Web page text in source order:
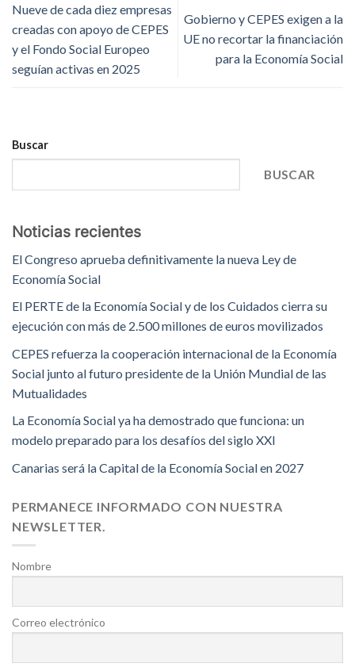
Nueve de cada diez empresas
creadas con apoyo de CEPES
y el Fondo Social Europeo
seguían activas en 2025
Gobierno y CEPES exigen a la
UE no recortar la financiación
para la Economía Social
Buscar
BUSCAR
Noticias recientes
El Congreso aprueba definitivamente la nueva Ley de
Economía Social
El PERTE de la Economía Social y de los Cuidados cierra su
ejecución con más de 2.500 millones de euros movilizados
CEPES refuerza la cooperación internacional de la Economía
Social junto al futuro presidente de la Unión Mundial de las
Mutualidades
La Economía Social ya ha demostrado que funciona: un
modelo preparado para los desafíos del siglo XXI
Canarias será la Capital de la Economía Social en 2027
PERMANECE INFORMADO CON NUESTRA
NEWSLETTER.
Nombre
Correo electrónico